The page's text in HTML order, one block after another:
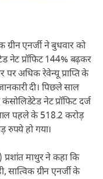
एनर्जी ने बुधवार को
नेट प्रॉफिट 144% बढ़कर
पर अधिक रेवेन्यू प्राप्ति के
दी। पिछले साल
नेट प्रॉफिट दर्ज
पहले के 518.2 करोड़
रुपये हो गया।
माथुर ने कहा कि
ग्रीन एनर्जी के